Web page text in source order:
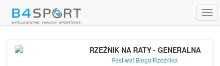
RZEŹNIK NA RATY - GENERALNA
Festiwal Biegu Rzeźnika